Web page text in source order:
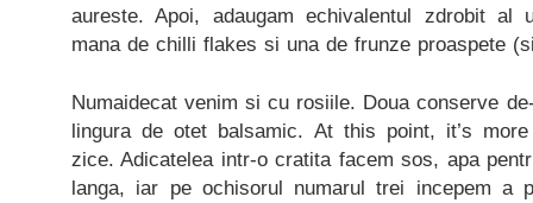
aureste. Apoi, adaugam echivalentul zdrobit al
mana de chilli flakes si una de frunze proaspete
Numaidecat venim si cu rosiile. Doua conserve
lingura de otet balsamic. At this point, it’s
zice. Adicatelea intr-o cratita facem sos, apa
langa, iar pe ochisorul numarul trei incepem a